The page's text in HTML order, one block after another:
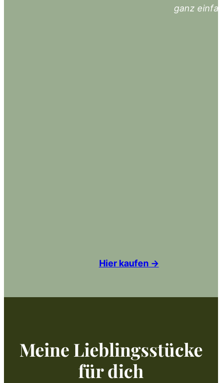
ganz
Hier kaufen →
Meine Lieblingsstücke
für dich